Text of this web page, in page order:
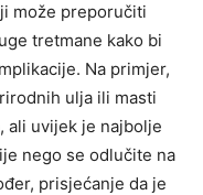
može preporučiti
tretmane kako bi
Na primjer,
ulja ili masti
ali uvijek je najbolje
nego se odlučite na
prisjećanje da je